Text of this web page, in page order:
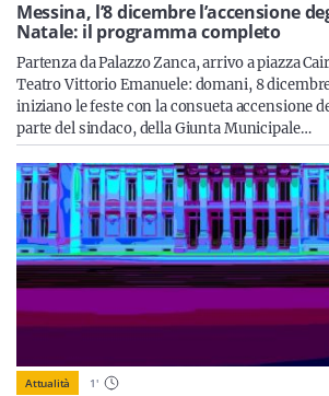
Servizi
Resta sempre aggiornato con le ultime
nostra newsletter
Messina, l’8 dicembre l’accensione
Natale: il programma completo
Partenza da Palazzo Zanca, arrivo a piazza
Teatro Vittorio Emanuele: domani, 8
iniziano le feste con la consueta accensione
parte del sindaco, della Giunta Municipale…
Attualità 1'